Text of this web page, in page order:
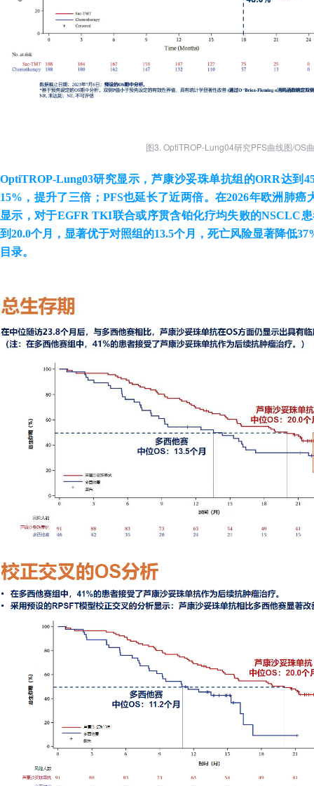
图3. OptiTROP-Lung04研究PFS曲线图/OS
OptiTROP-Lung03研究显示，芦康沙妥珠单抗组的ORR达到
15%，提升了三倍；PFS也延长了近两倍。在2026年欧洲肺
显示，对于EGFR TKI联合或序贯含铂化疗均失败的NSCLC
到20.0个月，显著优于对照组的13.5个月，死亡风险显著降低
目录。